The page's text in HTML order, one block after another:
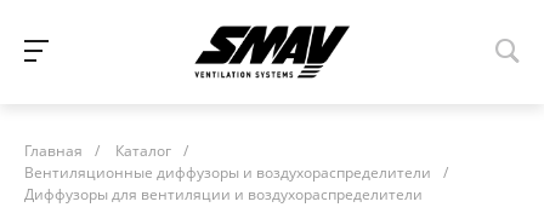
Главная / Каталог /
Вентиляционные диффузоры и воздухораспределители
/
Диффузоры для вентиляции и воздухораспределители